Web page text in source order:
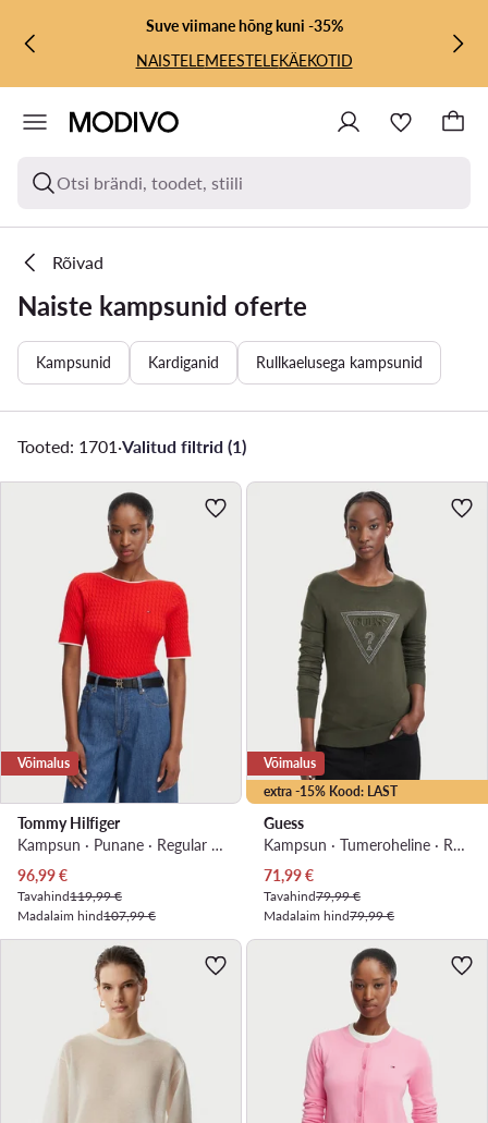
LIIGU PÕHISISU JUURDE
MINE OTSINGUSSESuve viimane hõng kuni -35%
NAISTELEMEESTELEKÄEKOTID
Otsi brändi, toodet, stiili
Rõivad
Naiste kampsunid oferte
Kampsunid Kardiganid Rullkaelusega kampsunid
Tooted: 1701 ·Valitud filtrid (1)
Võimalus
Tommy Hilfiger
Kampsun · Punane · Regular Fit
Praegune hind
96,99€
Tavahind119,99 €
Madalaim hind107,99 €
extra -15% Kood: LAST
Võimalus
Guess
Kampsun · Tumeroheline · Regular Fit
Praegune hind
71,99€
Tavahind79,99 €
Madalaim hind79,99 €